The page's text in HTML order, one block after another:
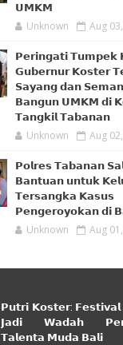
𝗨𝗠𝗞𝗠
Unknown Aug
𝗣𝗲𝗿𝗶𝗻𝗴𝗮𝘁𝗶 𝗧𝘂𝗺𝗽𝗲𝗸
𝗚𝘂𝗯𝗲𝗿𝗻𝘂𝗿 𝗞𝗼𝘀𝘁𝗲𝗿
𝗦𝗮𝘆𝗮𝗻𝗴 𝗱𝗮𝗻
𝗕𝗮𝗻𝗴𝘂𝗻 𝗨𝗠𝗞𝗠 𝗱𝗶
𝗧𝗮𝗻𝗴𝗸𝗶𝗹 𝗧𝗮𝗯𝗮𝗻𝗮𝗻
Unknown Aug
𝗣𝗼𝗹𝗿𝗲𝘀 𝗧𝗮𝗯𝗮𝗻𝗮𝗻
𝗕𝗮𝗻𝘁𝘂𝗮𝗻 𝘂𝗻𝘁𝘂𝗸
𝗧𝗲𝗿𝘀𝗮𝗻𝗴𝗸𝗮 𝗞𝗮𝘀𝘂𝘀
𝗣𝗲𝗻𝗴𝗲𝗿𝗼𝘆𝗼𝗸𝗮𝗻 𝗱𝗶
Unknown Aug
𝗣𝘂𝘁𝗿𝗶 𝗞𝗼𝘀𝘁𝗲𝗿: 𝗙𝗲𝘀𝘁𝗶𝘃𝗮𝗹
𝗝𝗮𝗱𝗶 𝗪𝗮𝗱𝗮𝗵
𝗧𝗮𝗹𝗲𝗻𝘁𝗮 𝗠𝘂𝗱𝗮 𝗕𝗮𝗹𝗶